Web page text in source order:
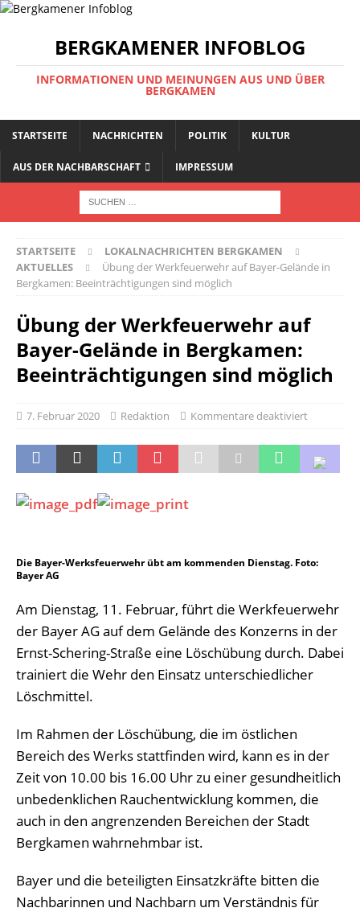
BERGKAMENER INFOBLOG
INFORMATIONEN UND MEINUNGEN AUS UND ÜBER
BERGKAMEN
STARTSEITE NACHRICHTEN POLITIK KULTUR
AUS DER NACHBARSCHAFT IMPRESSUM
STARTSEITE
LOKALNACHRICHTEN BERGKAMEN
AKTUELLES
Übung der Werkfeuerwehr auf Bayer-Gelände in
Bergkamen: Beeinträchtigungen sind möglich
Übung der Werkfeuerwehr auf
Bayer-Gelände in Bergkamen:
Beeinträchtigungen sind möglich
7. Februar 2020 Redaktion Kommentare deaktiviert
Die Bayer-Werksfeuerwehr übt am kommenden Dienstag. Foto:
Bayer AG
Am Dienstag, 11. Februar, führt die Werkfeuerwehr
der Bayer AG auf dem Gelände des Konzerns in der
Ernst-Schering-Straße eine Löschübung durch. Dabei
trainiert die Wehr den Einsatz unterschiedlicher
Löschmittel.
Im Rahmen der Löschübung, die im östlichen
Bereich des Werks stattfinden wird, kann es in der
Zeit von 10.00 bis 16.00 Uhr zu einer gesundheitlich
unbedenklichen Rauchentwicklung kommen, die
auch in den angrenzenden Bereichen der Stadt
Bergkamen wahrnehmbar ist.
Bayer und die beteiligten Einsatzkräfte bitten die
Nachbarinnen und Nachbarn um Verständnis für